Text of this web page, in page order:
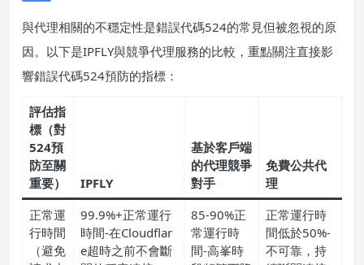
與代理相關的不穩定性是錯誤代碼524的常見但被忽視的原
因。以下是IPFLY與競爭代理服務的比較，重點關注直接影
響錯誤代碼524預防的指標：
評估指
標（對
524預
防至關
重要）
IPFLY
基於客戶端
的代理競爭
對手
免費公共代
理
正常運
行時間
（避免
99.9%+正常運行
時間-在Cloudflar
e超時之前不會斷
85-90%正
常運行時
間-高峯時
正常運行時
間低於50%-
不可靠，持